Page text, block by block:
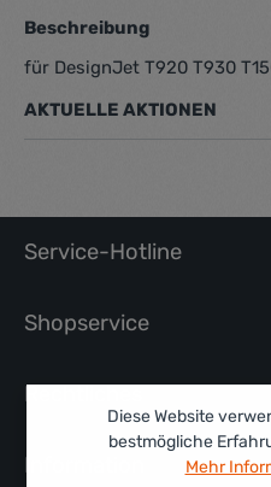
Beschreibung
für DesignJet T920 T930
AKTUELLE AKTIONEN
Service-Hotline
Shopservice
Rechtliches
Information
Diese Website
bestmögliche
Mehr